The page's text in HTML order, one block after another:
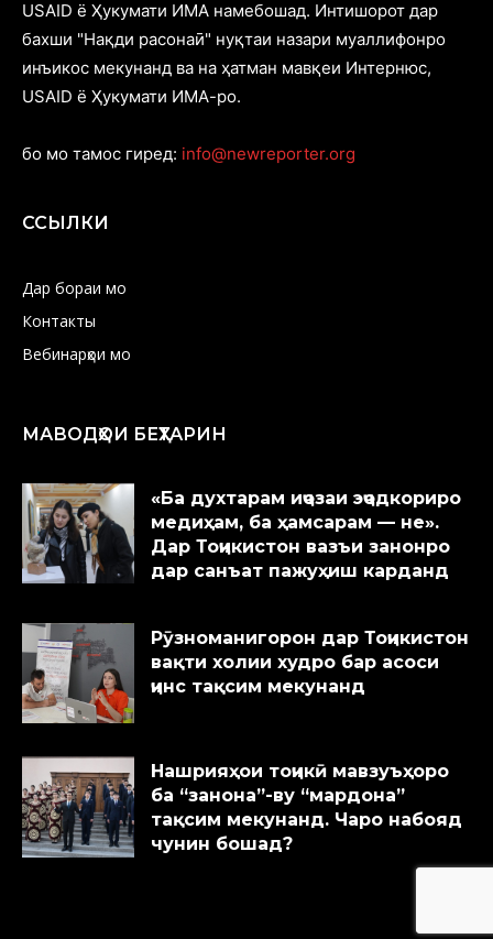
USAID ё Ҳукумати ИМА намебошад. Интишорот дар
бахши "Нақди расонаӣ" нуқтаи назари муаллифонро
инъикос мекунанд ва на ҳатман мавқеи Интернюс,
USAID ё Ҳукумати ИМА-ро.
бо мо тамос гиред: info@newreporter.org
ССЫЛКИ
Дар бораи мо
Контакты
Вебинарҳои мо
МАВОДҲОИ БЕҲТАРИН
«Ба духтарам иҷозаи эҷодкориро
медиҳам, ба ҳамсарам — не».
Дар Тоҷикистон вазъи занонро
дар санъат пажуҳиш карданд
Рӯзноманигорон дар Тоҷикистон
вақти холии худро бар асоси
ҷинс тақсим мекунанд
Нашрияҳои тоҷикӣ мавзуъҳоро
ба “занона”-ву “мардона”
тақсим мекунанд. Чаро набояд
чунин бошад?